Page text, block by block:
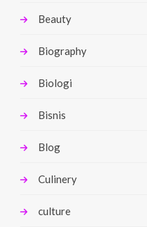
Beauty
Biography
Biologi
Bisnis
Blog
Culinery
culture